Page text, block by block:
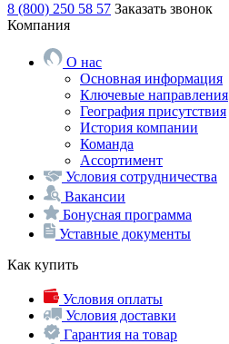
8 (800) 250 58 57 Заказать звонок
Компания
О нас
Основная информация
Ключевые направления
География присутствия
История компании
Команда
Ассортимент
Условия сотрудничества
Вакансии
Бонусная программа
Уставные документы
Как купить
Условия оплаты
Условия доставки
Гарантия на товар